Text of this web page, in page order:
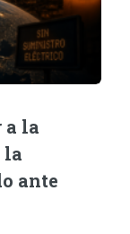
a la
la
ante